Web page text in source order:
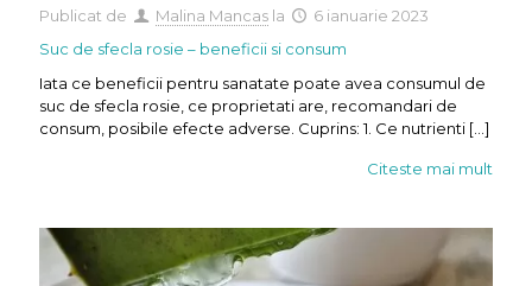
Publicat de Malina Mancas la
6 ianuarie 2023
Suc de sfecla rosie – beneficii si consum
Iata ce beneficii pentru sanatate poate avea consumul de
suc de sfecla rosie, ce proprietati are, recomandari de
consum, posibile efecte adverse. Cuprins: 1. Ce nutrienti […]
Citeste mai mult